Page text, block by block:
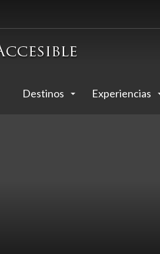
Destinos Experiencias